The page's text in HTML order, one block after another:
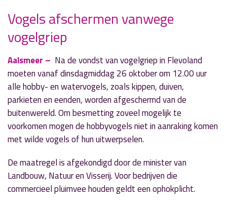
« Vorig nieuwsbericht
Campagne voor gft scheiden: GFT WEL
26 oktober 2021
» Volgend nieuwsbericht
Kinderburgemeester Anne ‘strijdt’ tegen
zwerfafval
26 oktober 2021
Vogels afschermen vanwege
vogelgriep
Aalsmeer – Na de vondst van vogelgriep in Flevoland
moeten vanaf dinsdagmiddag 26 oktober om 12.00 uur
alle hobby- en watervogels, zoals kippen, duiven,
parkieten en eenden, worden afgeschermd van de
buitenwereld. Om besmetting zoveel mogelijk te
voorkomen mogen de hobbyvogels niet in aanraking komen
met wilde vogels of hun uitwerpselen.
De maatregel is afgekondigd door de minister van
Landbouw, Natuur en Visserij. Voor bedrijven die
commercieel pluimvee houden geldt een ophokplicht.